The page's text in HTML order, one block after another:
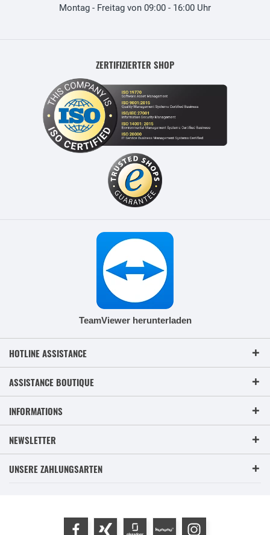
Montag - Freitag von 09:00 - 16:00 Uhr
ZERTIFIZIERTER SHOP
TeamViewer herunterladen
HOTLINE ASSISTANCE
ASSISTANCE BOUTIQUE
INFORMATIONS
NEWSLETTER
UNSERE ZAHLUNGSARTEN